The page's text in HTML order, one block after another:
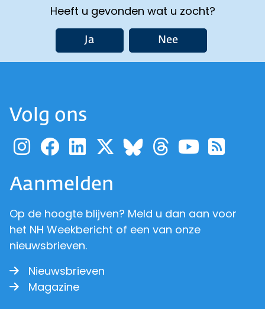
Heeft u gevonden wat u zocht?
Ja Nee
Volg ons
Ga naar de pagina van
Ga naar de pagina
Ga naar de
Ga naar de
Ga naar de
Ga naar
Ga
Aanmelden
Op de hoogte blijven? Meld u dan aan voor
het NH Weekbericht of een van onze
nieuwsbrieven.
Nieuwsbrieven
Magazine